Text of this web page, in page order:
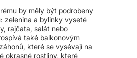
by měly být podrobeny
zelenina a bylinky vyseté
rajčata, salát nebo
také balkonovým
které se vysévají na
okrasné rostliny, které